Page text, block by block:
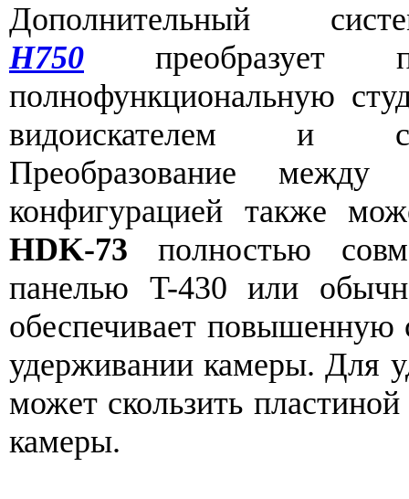
Дополнительный
H750 преобразует
полнофункциональную
видоискателем и
Преобразование
конфигурацией также
HDK-73 полностью
панелью T-430 или
обеспечивает повышенную
удерживании камеры. Для
может скользить
камеры.